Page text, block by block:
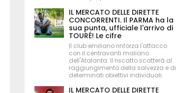
IL MERCATO DELLE DIRETTE
CONCORRENTI. Il PARMA ha la
sua punta, ufficiale l'arrivo di
TOURÉ! Le cifre
Il club emiliano rinforza l'attacco
con il centravanti maliano
dell'Atalanta. Il riscatto scatterà al
raggiungimento della salvezza e di
determinati obiettivi individuali.
IL MERCATO DELLE DIRETTE